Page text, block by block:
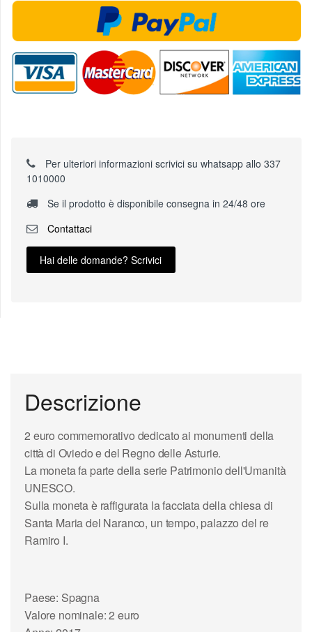
Per ulteriori informazioni scrivici su whatsapp allo 337
1010000
Se il prodotto è disponibile consegna in 24/48 ore
Contattaci
Hai delle domande? Scrivici
Descrizione
2 euro commemorativo dedicato ai monumenti della
città di Oviedoe del Regno delleAsturie.
La moneta fa parte della serie Patrimonio dell'Umanità
UNESCO.
Sulla moneta è raffigurata la facciata della chiesa di
Santa Maria del Naranco, un tempo, palazzo del re
Ramiro I.
Paese: Spagna
Valore nominale: 2 euro